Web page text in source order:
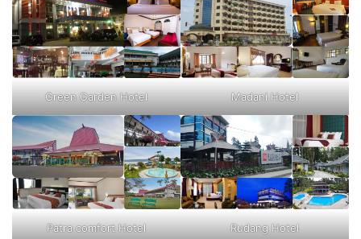
Green Garden Hotel Madani Hotel
Patra comfort Hotel Rudang Hotel